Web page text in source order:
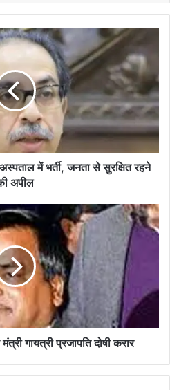
में भर्ती, जनता से सुरक्षित रहने
अपील
गायत्री प्रजापति दोषी करार